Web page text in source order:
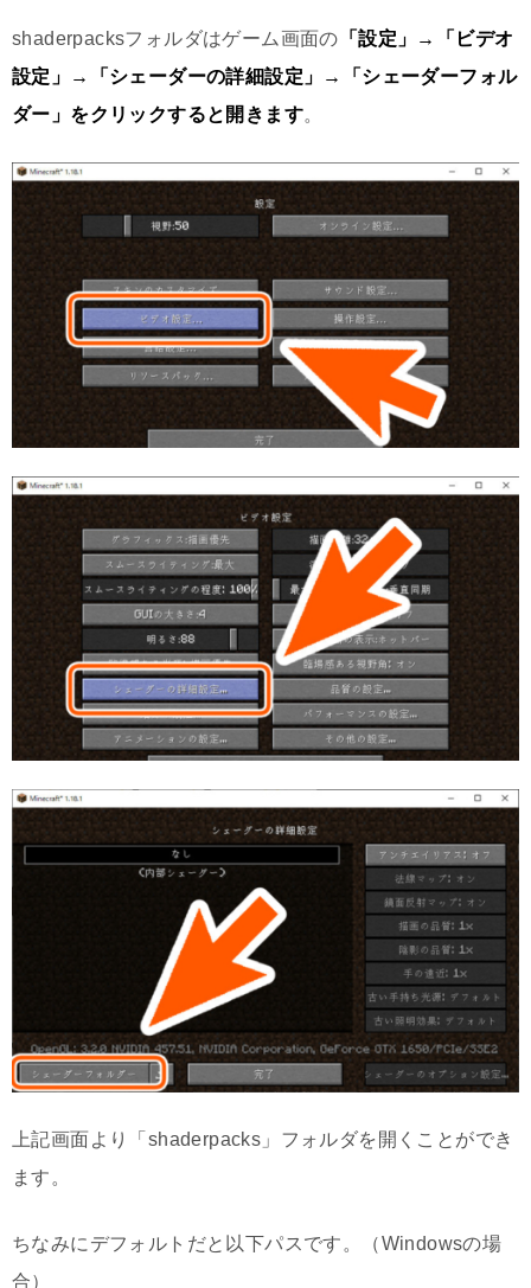
shaderpacksフォルダはゲーム画面の 「設定」→「ビデオ
設定」→「シェーダーの詳細設定」→「シェーダーフォル
ダー」をクリックすると開きます。
上記画面より「shaderpacks」フォルダを開くことができ
ます。
ちなみにデフォルトだと以下パスです。（Windowsの場
合）